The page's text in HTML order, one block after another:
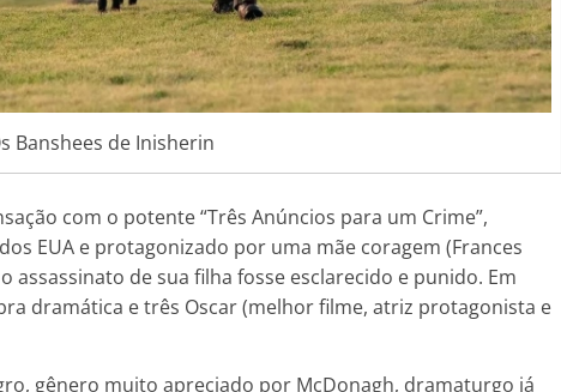
Banshees de Inisherin
com o potente “Três Anúncios para um Crime”,
EUA e protagonizado por uma mãe coragem (Frances
de sua filha fosse esclarecido e punido. Em
dramática e três Oscar (melhor filme, atriz protagonista e
gênero muito apreciado por McDonagh, dramaturgo já